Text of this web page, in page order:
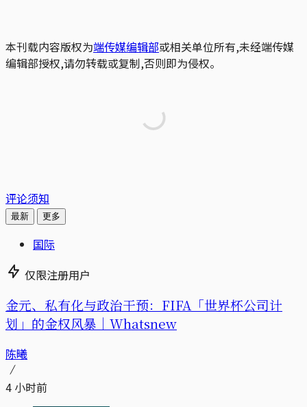
本刊载内容版权为端传媒编辑部或相关单位所有,未经端传媒
编辑部授权,请勿转载或复制,否则即为侵权。
评论须知
最新 更多
国际
仅限注册用户
金元、私有化与政治干预：FIFA「世界杯公司计
划」的金权风暴｜Whatsnew
陈曦
4 小时前